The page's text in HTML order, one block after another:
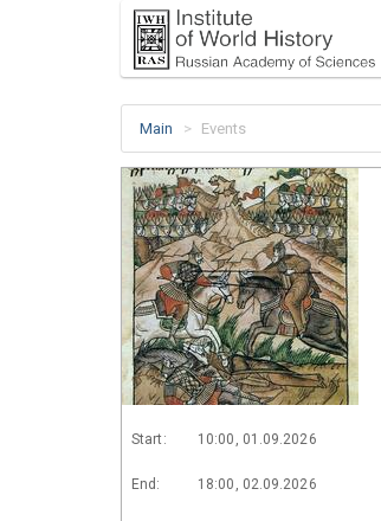
Main Events
Start: 10:00, 01.09.2026
End: 18:00, 02.09.2026